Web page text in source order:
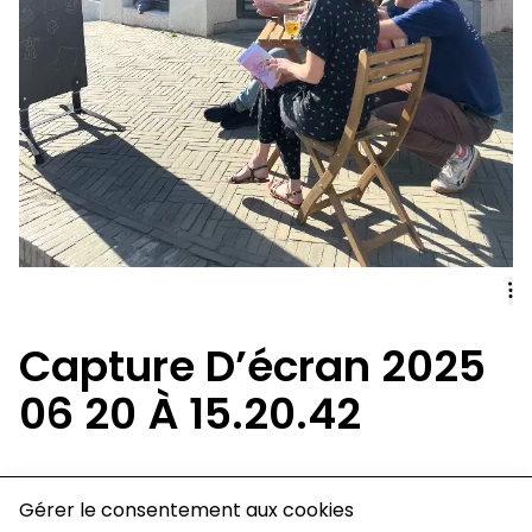
Gérer le consentement aux cookies
Capture D’écran 2025
06 20 À 15.20.42
charte de confidentialité